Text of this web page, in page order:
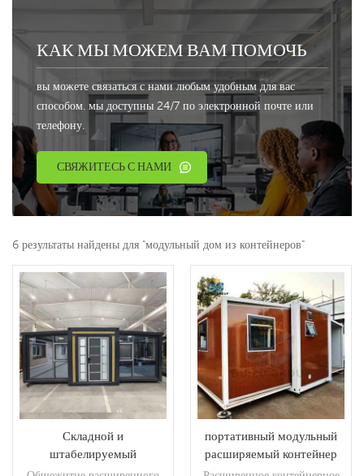
КАК МЫ МОЖЕМ ВАМ ПОМОЧЬ
вы можете связаться с нами любым удобным для вас
способом. мы доступны 24/7 по электронной почте или
телефону.
СВЯЖИТЕСЬ С НАМИ
6 результаты найдены для "модульный дом из контейнеров"
Складной и
штабелируемый
портативный
портативный модульный
расширяемый контейнер
складной дом